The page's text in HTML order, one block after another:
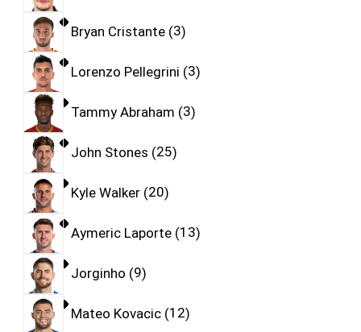
Bryan Cristante 3
Lorenzo Pellegrini 3
Tammy Abraham 3
John Stones 25
Kyle Walker 20
Aymeric Laporte 13
Jorginho 9
Mateo Kovacic 12